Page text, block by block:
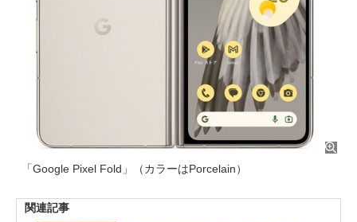
「Google Pixel Fold」（カラーはPorcelain）
関連記事